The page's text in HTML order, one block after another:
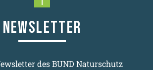
Nach oben scrollen
NEWSLETTER
des BUND Naturschutz